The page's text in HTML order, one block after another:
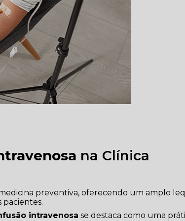
na Clínica
preventiva, oferecendo um amplo
pacientes.
intravenosa se destaca como uma